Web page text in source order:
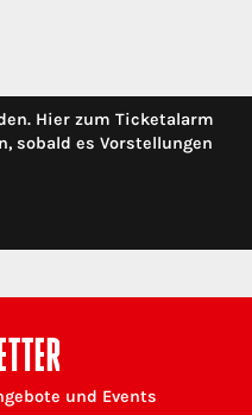
Hier zum Ticketalarm
sobald es Vorstellungen
und Events